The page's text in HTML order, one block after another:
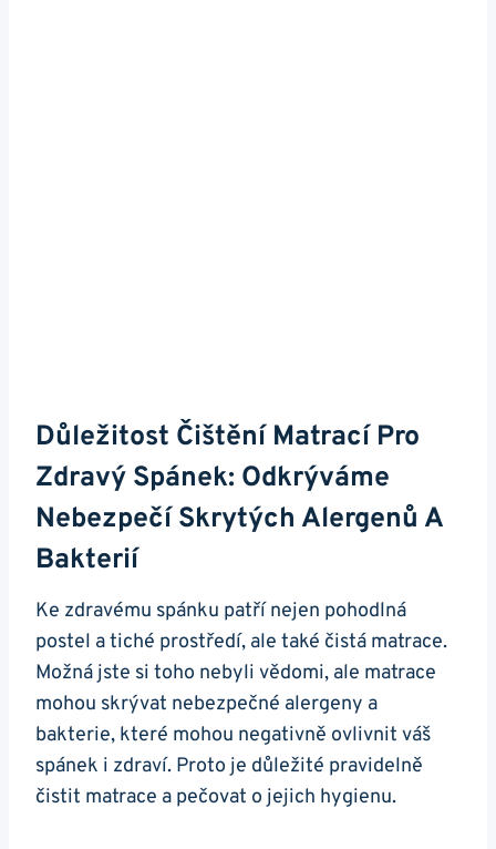
Důležitost Čištění Matrací Pro
Zdravý Spánek: Odkrýváme
Nebezpečí Skrytých Alergenů A
Bakterií
Ke zdravému spánku patří nejen pohodlná
postel a tiché prostředí, ale také čistá matrace.
Možná jste si toho nebyli vědomi, ale matrace
mohou skrývat nebezpečné alergeny a
bakterie, které mohou negativně ovlivnit váš
spánek i zdraví. Proto je důležité pravidelně
čistit matrace a pečovat o jejich hygienu.